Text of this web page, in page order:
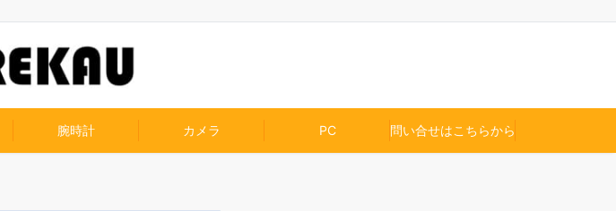
腕時計 カメラ PC 問い合せはこちらから